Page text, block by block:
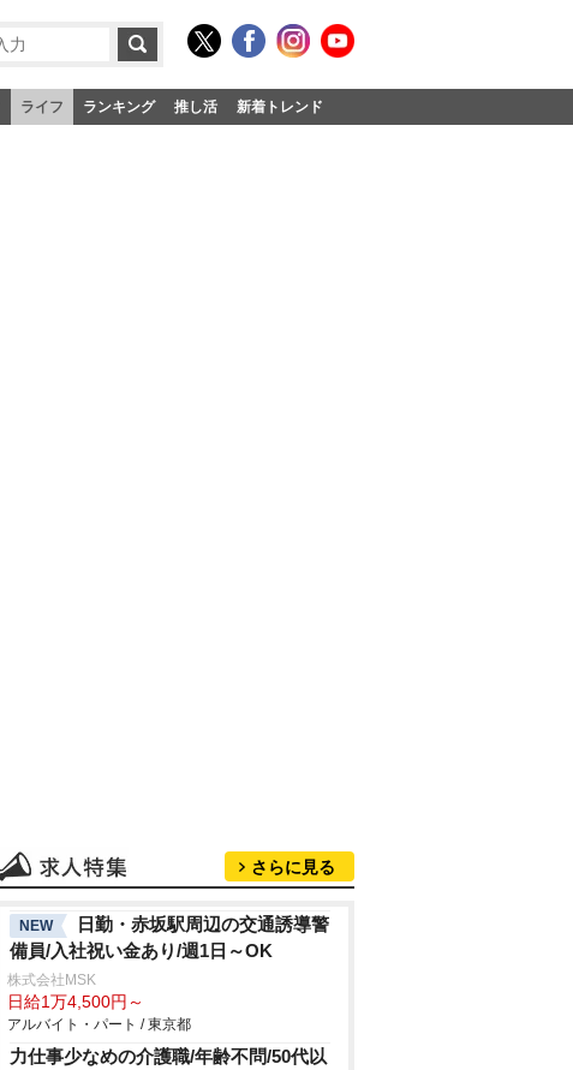
ライフ ランキング 推し活 新着トレンド
さらに見る
NEW
日勤・赤坂駅周辺の交通誘導警
備員/入社祝い金あり/週1日～OK
株式会社MSK
日給1万4,500円～
アルバイト・パート / 東京都
力仕事少なめの介護職/年齢不問/50代以